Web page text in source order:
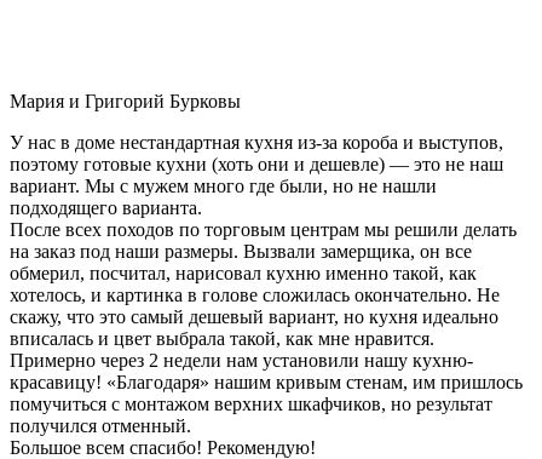
Мария и Григорий Бурковы
У нас в доме нестандартная кухня из-за короба и выступов,
поэтому готовые кухни (хоть они и дешевле) — это не наш
вариант. Мы с мужем много где были, но не нашли
подходящего варианта.
После всех походов по торговым центрам мы решили делать
на заказ под наши размеры. Вызвали замерщика, он все
обмерил, посчитал, нарисовал кухню именно такой, как
хотелось, и картинка в голове сложилась окончательно. Не
скажу, что это самый дешевый вариант, но кухня идеально
вписалась и цвет выбрала такой, как мне нравится.
Примерно через 2 недели нам установили нашу кухню-
красавицу! «Благодаря» нашим кривым стенам, им пришлось
помучиться с монтажом верхних шкафчиков, но результат
получился отменный.
Большое всем спасибо! Рекомендую!